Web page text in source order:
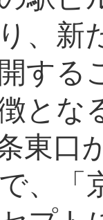
、新
する
とな
東口
、「